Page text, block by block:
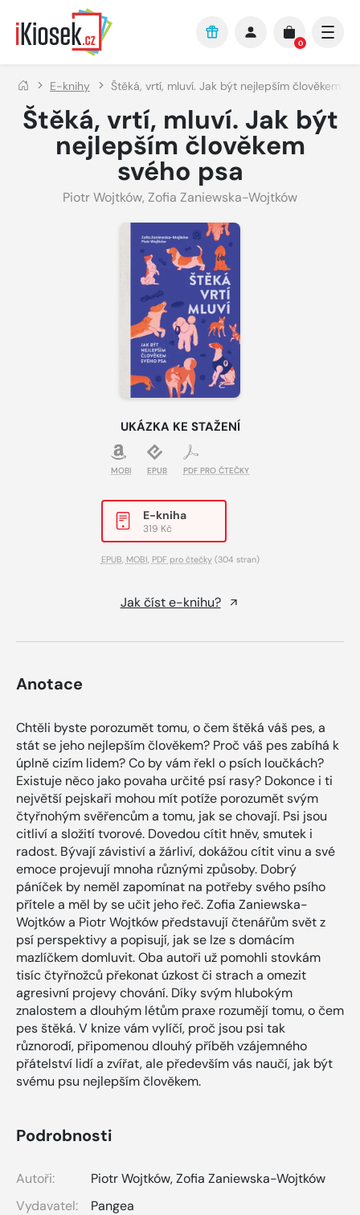
Přejít na hlavní obsah
0
E-knihy Štěká, vrtí, mluví. Jak být nejlepším člověkem
Štěká, vrtí, mluví. Jak být
nejlepším člověkem
svého psa
Piotr Wojtków, Zofia Zaniewska-Wojtków
UKÁZKA KE STAŽENÍ
MOBI EPUB PDF PRO ČTEČKY
E-kniha
319 Kč
EPUB MOBI PDF pro čtečky(304 stran)
Jak číst e-knihu?
Anotace
Chtěli byste porozumět tomu, o čem štěká váš pes, a
stát se jeho nejlepším člověkem? Proč váš pes zabíhá k
úplně cizím lidem? Co by vám řekl o psích loučkách?
Existuje něco jako povaha určité psí rasy? Dokonce i ti
největší pejskaři mohou mít potíže porozumět svým
čtyřnohým svěřencům a tomu, jak se chovají. Psi jsou
citliví a složití tvorové. Dovedou cítit hněv, smutek i
radost. Bývají závistiví a žárliví, dokážou cítit vinu a své
emoce projevují mnoha různými způsoby. Dobrý
páníček by neměl zapomínat na potřeby svého psího
přítele a měl by se učit jeho řeč. Zofia Zaniewska-
Wojtków a Piotr Wojtków představují čtenářům svět z
psí perspektivy a popisují, jak se lze s domácím
mazlíčkem domluvit. Oba autoři už pomohli stovkám
tisíc čtyřnožců překonat úzkost či strach a omezit
agresivní projevy chování. Díky svým hlubokým
znalostem a dlouhým létům praxe rozumějí tomu, o čem
pes štěká. V knize vám vylíčí, proč jsou psi tak
různorodí, připomenou dlouhý příběh vzájemného
přátelství lidí a zvířat, ale především vás naučí, jak být
svému psu nejlepším člověkem.
Podrobnosti
Autoři: Piotr Wojtków,Zofia Zaniewska-Wojtków
Vydavatel:
Pangea